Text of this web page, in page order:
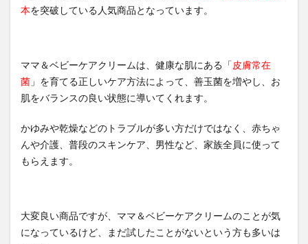
本を突破している人気商品となっています。
ママ＆ベビーケアクリームは、健康な肌にある「 皮膚常在
菌 」を育てる正しいケア方法によって、善玉菌を増やし、お
肌をバランスの良い状態に導いてくれます。
かゆみや乾燥などのトラブルが多い方だけではなく、赤ちゃ
んや介護、普段のスキンケア、男性など、家族全員に使って
もらえます。
大変良い商品ですが、ママ＆ベビーケアクリームのことが気
になっているけど、まだ試したことがないという方も多いは